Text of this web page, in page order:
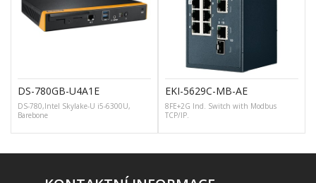
DS-780GB-U4A1E
DS-780,Intel Skylake-U i5-6300U,
Barebone
EKI-5629C-MB-AE
8FE+2G Ind. Switch with Modbus
TCP/IP.